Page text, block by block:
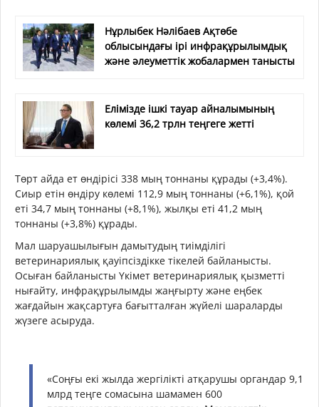
Нұрлыбек Нәлібаев Ақтөбе
облысындағы ірі инфрақұрылымдық
және әлеуметтік жобалармен танысты
Елімізде ішкі тауар айналымының
көлемі 36,2 трлн теңгеге жетті
Төрт айда ет өндірісі 338 мың тоннаны құрады (+3,4%).
Сиыр етін өндіру көлемі 112,9 мың тоннаны (+6,1%), қой
еті 34,7 мың тоннаны (+8,1%), жылқы еті 41,2 мың
тоннаны (+3,8%) құрады.
Мал шаруашылығын дамытудың тиімділігі
ветеринариялық қауіпсіздікке тікелей байланысты.
Осыған байланысты Үкімет ветеринариялық қызметті
нығайту, инфрақұрылымды жаңғырту және еңбек
жағдайын жақсартуға бағытталған жүйелі шараларды
жүзеге асыруда.
«Соңғы екі жылда жергілікті атқарушы органдар 9,1
млрд теңге сомасына шамамен 600